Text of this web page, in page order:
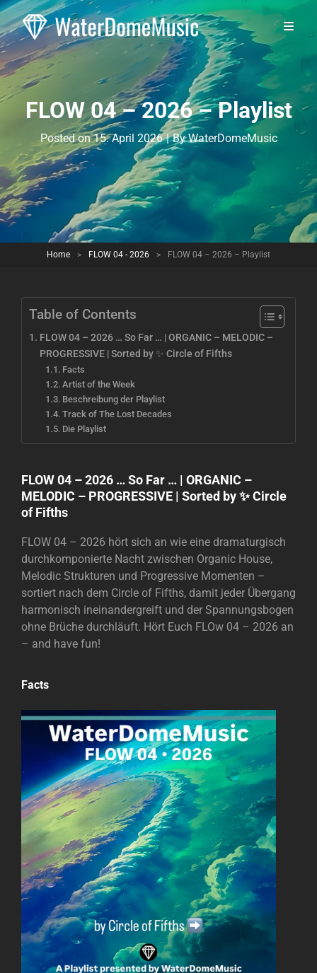
FLOW 04 – 2026 – Playlist
Posted on15. April 2026 | ByByline
WaterDomeMusic
Home > FLOW 04 - 2026 > FLOW 04 – 2026 – Playlist
Table of Contents
FLOW 04 – 2026 … So Far … | ORGANIC – MELODIC –
PROGRESSIVE | Sorted by ✨ Circle of Fifths
Facts
Artist of the Week
Beschreibung der Playlist
Track of The Lost Decades
Die Playlist
FLOW 04 – 2026 … So Far … | ORGANIC –
MELODIC – PROGRESSIVE | Sorted by ✨ Circle
of Fifths
FLOW 04 – 2026 hört sich an wie eine dramaturgisch
durchkomponierte Nacht zwischen Organic House,
Melodic Strukturen und Progressive Momenten –
sortiert nach dem Circle of Fifths, damit jeder Übergang
harmonisch ineinandergreift und der Spannungsbogen
ohne Brüche durchläuft. Hört Euch FLOw 04 – 2026 an
– and have fun!
Facts